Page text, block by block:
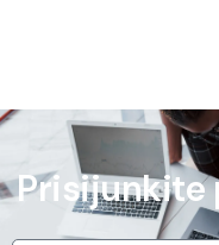
Prisijunkite